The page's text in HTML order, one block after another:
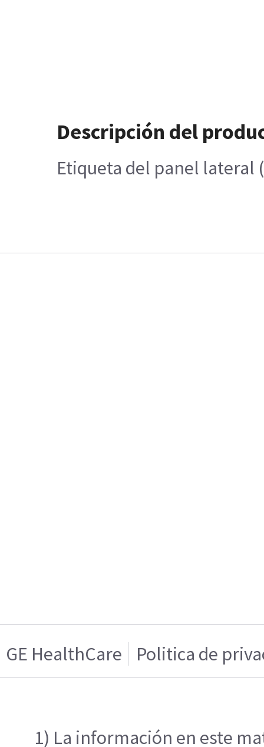
Descripción del
Etiqueta del panel lateral
GE HealthCare Politica de
1) La información en este